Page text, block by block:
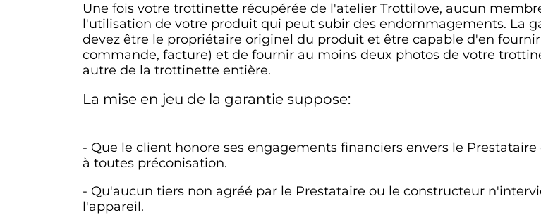
Une fois votre trottinette récupérée de l'atelier Trottilove, aucun
l'utilisation de votre produit qui peut subir des endommagements. La
devez être le propriétaire originel du produit et être capable d'en
commande, facture) et de fournir au moins deux photos de votre
autre de la trottinette entière.
La mise en jeu de la garantie suppose:
- Que le client honore ses engagements financiers envers le
à toutes préconisation.
- Qu'aucun tiers non agréé par le Prestataire ou le constructeur
l'appareil.